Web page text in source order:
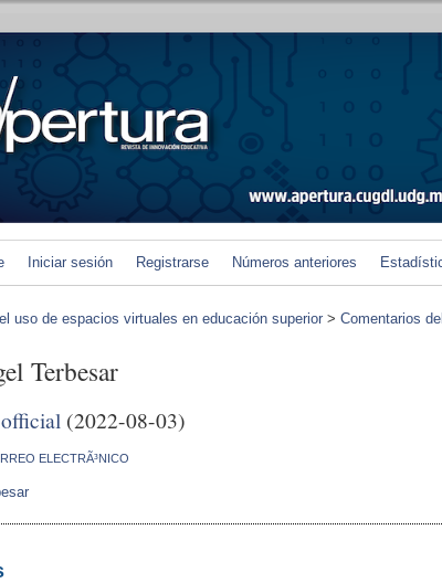
Iniciar sesión Registrarse Números anteriores
uso de espacios virtuales en educación superior > Comentarios
Terbesar
(2022-08-03)
ELECTRÃ³NICO